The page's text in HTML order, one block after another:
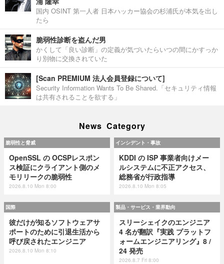
国内 OSINT 第一人者 日本ハッカー協会の杉浦氏が本気を出し
たら
脆弱性診断を盗んだ男
かくして「良い診断」の定義が気づいたらいつの間にかすっか
り別物に交換されていた
[Scan PREMIUM 法人会員登録について]
Security Information Wants To Be Shared.「セキュリティ情報
は共有されることを欲する」
News Category
脆弱性と脅威
OpenSSL の OCSPレスポン
ス検証にクライアント側のメ
モリリークの脆弱性
2026.8.10 Mon 8:00
インシデント・事故
KDDI の ISP 事業者向けメー
ルシステムに不正アクセス、
総務省が行政指導
2026.8.10 Mon 8:05
国際
彼だけが知るソフトウェアサ
ポートのために引退生活から
呼び戻されたエンジニア
2026.8.10 Mon 8:10
製品・サービス・業界動向
スリーシェイクのエンジニア
4 名が翻訳『実践 プラットフ
ォームエンジニアリング』8 /
24 発売
2026.8.7 Fri 8:00